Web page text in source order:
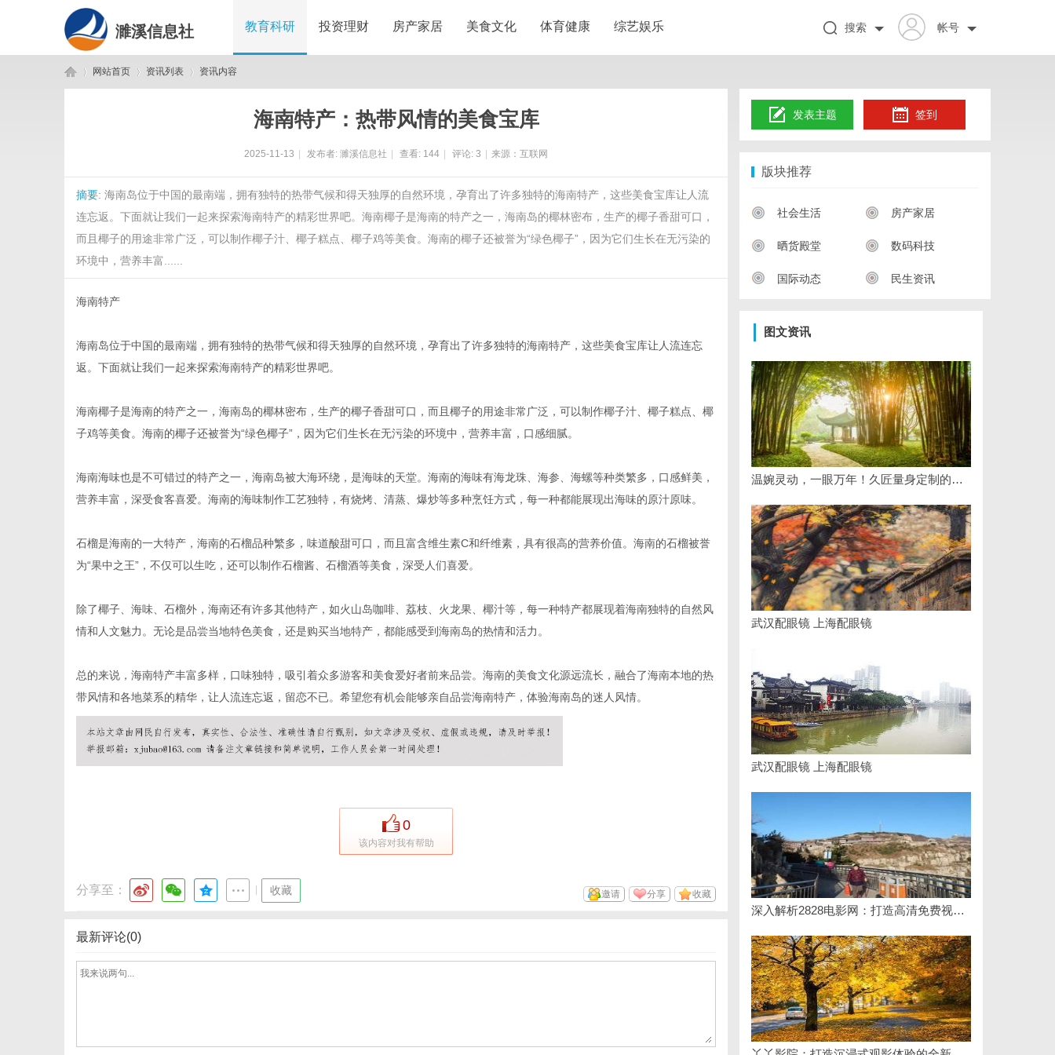
濉溪信息社 教育科研 投资理财 房产家居 美食文化 体育健康 综艺娱乐 帐号
搜索
网站首页 资讯列表 资讯内容
海南特产：热带风情的美食宝库
2025-11-13 发布者: 濉溪信息社 查看: 144 评论: 3 来源：互联网
摘要: 海南岛位于中国的最南端，拥有独特的热带气候和得天独厚的自然环境，孕育出了许多独特的海南特产，这些美食宝库让人流
连忘返。下面就让我们一起来探索海南特产的精彩世界吧。海南椰子是海南的特产之一，海南岛的椰林密布，生产的椰子香甜可口，
而且椰子的用途非常广泛，可以制作椰子汁、椰子糕点、椰子鸡等美食。海南的椰子还被誉为“绿色椰子”，因为它们生长在无污染的
环境中，营养丰富......
海南特产
海南岛位于中国的最南端，拥有独特的热带气候和得天独厚的自然环境，孕育出了许多独特的海南特产，这些美食宝库让人流连忘
返。下面就让我们一起来探索海南特产的精彩世界吧。
海南椰子是海南的特产之一，海南岛的椰林密布，生产的椰子香甜可口，而且椰子的用途非常广泛，可以制作椰子汁、椰子糕点、椰
子鸡等美食。海南的椰子还被誉为“绿色椰子”，因为它们生长在无污染的环境中，营养丰富，口感细腻。
海南海味也是不可错过的特产之一，海南岛被大海环绕，是海味的天堂。海南的海味有海龙珠、海参、海螺等种类繁多，口感鲜美，
营养丰富，深受食客喜爱。海南的海味制作工艺独特，有烧烤、清蒸、爆炒等多种烹饪方式，每一种都能展现出海味的原汁原味。
石榴是海南的一大特产，海南的石榴品种繁多，味道酸甜可口，而且富含维生素C和纤维素，具有很高的营养价值。海南的石榴被誉
为“果中之王”，不仅可以生吃，还可以制作石榴酱、石榴酒等美食，深受人们喜爱。
除了椰子、海味、石榴外，海南还有许多其他特产，如火山岛咖啡、荔枝、火龙果、椰汁等，每一种特产都展现着海南独特的自然风
情和人文魅力。无论是品尝当地特色美食，还是购买当地特产，都能感受到海南岛的热情和活力。
总的来说，海南特产丰富多样，口味独特，吸引着众多游客和美食爱好者前来品尝。海南的美食文化源远流长，融合了海南本地的热
带风情和各地菜系的精华，让人流连忘返，留恋不已。希望您有机会能够亲自品尝海南特产，体验海南岛的迷人风情。
0
该内容对我有帮助
分享至： 收藏 收藏
分享
邀请
最新评论(0)
发表主题 签到
版块推荐
社会生活 房产家居
晒货殿堂 数码科技
国际动态 民生资讯
图文资讯
温婉灵动，一眼万年！久匠量身定制的眉眼唇，才是你整张脸的点睛之笔！淡颜系女生的气质加分项
武汉配眼镜 上海配眼镜
武汉配眼镜 上海配眼镜
深入解析2828电影网：打造高清免费视频观影新体验